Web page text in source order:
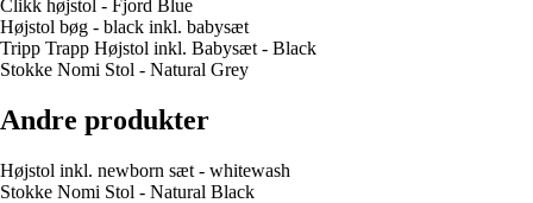
Clikk højstol - Fjord Blue
Højstol bøg - black inkl. babysæt
Tripp Trapp Højstol inkl. Babysæt - Black
Stokke Nomi Stol - Natural Grey
Andre produkter
Højstol inkl. newborn sæt - whitewash
Stokke Nomi Stol - Natural Black